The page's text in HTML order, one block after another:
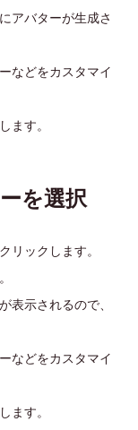
アバターが生成さ
などをカスタマイ
ます。
を選択
リックします。
表示されるので、
などをカスタマイ
ます。